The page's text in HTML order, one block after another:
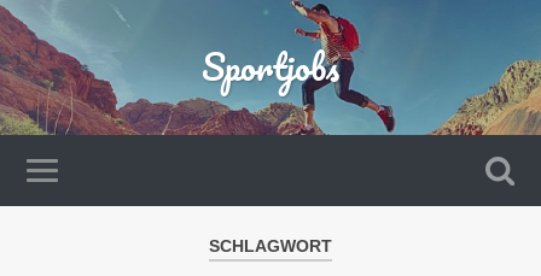
Sportjobs
SCHLAGWORT